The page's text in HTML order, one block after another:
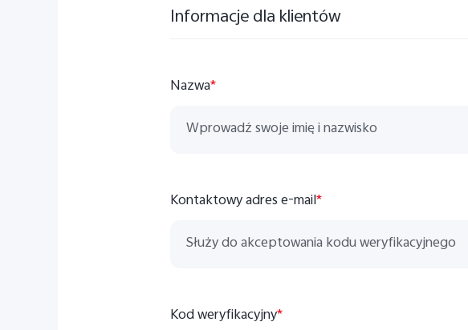
Informacje dla klientów
Nazwa*
Kontaktowy adres e-mail*
Kod weryfikacyjny*